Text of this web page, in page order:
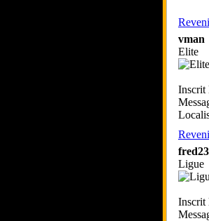
vman
Elite
Inscrit
Ligue
Inscrit